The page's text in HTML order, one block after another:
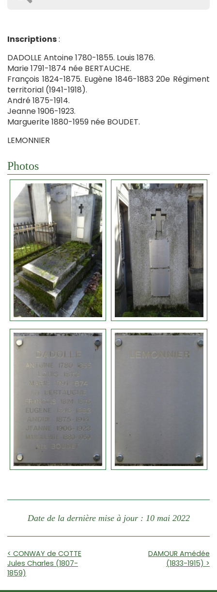
Inscriptions:
DADOLLE Antoine 1780-1855. Louis 1876.
Marie 1791-1874 née BERTAUCHE.
François 1824-1875. Eugène 1846-1883 20e Régiment
territorial (1941-1918).
André 1875-1914.
Jeanne 1906-1923.
Marguerite 1880-1959 née BOUDET.
LEMONNIER
Photos
Date de la dernière mise à jour : 10 mai 2022
< CONWAY de COTTE
Jules Charles (1807-
1859)
DAMOUR Amédée
(1833-1915) >